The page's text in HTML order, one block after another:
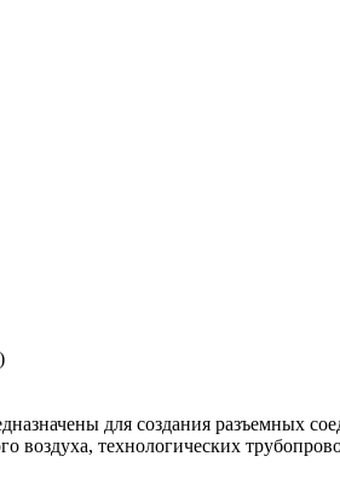
для создания разъемных
воздуха, технологических